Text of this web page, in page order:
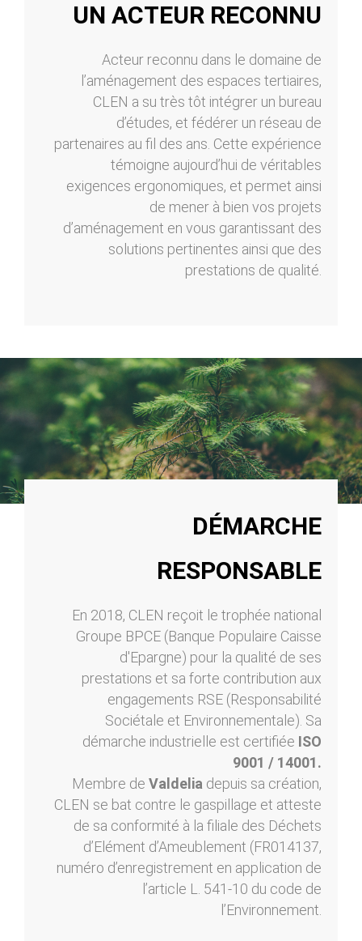
UN ACTEUR RECONNU
Acteur reconnu dans le domaine de
l’aménagement des espaces tertiaires,
CLEN a su très tôt intégrer un bureau
d’études, et fédérer un réseau de
partenaires au fil des ans. Cette expérience
témoigne aujourd’hui de véritables
exigences ergonomiques, et permet ainsi
de mener à bien vos projets
d’aménagement en vous garantissant des
solutions pertinentes ainsi que des
prestations de qualité.
DÉMARCHE
RESPONSABLE
En 2018, CLEN reçoit le trophée national
Groupe BPCE (Banque Populaire Caisse
d'Epargne) pour la qualité de ses
prestations et sa forte contribution aux
engagements RSE (Responsabilité
Sociétale et Environnementale). Sa
démarche industrielle est certifiée ISO
9001 / 14001.
Membre de Valdelia depuis sa création,
CLEN se bat contre le gaspillage et atteste
de sa conformité à la filiale des Déchets
d’Elément d’Ameublement (FR014137,
numéro d’enregistrement en application de
l’article L. 541-10 du code de
l’Environnement.